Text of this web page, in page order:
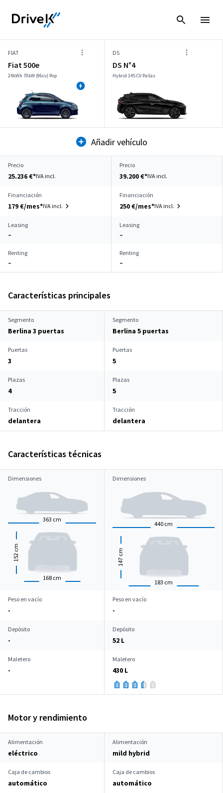
FIAT
Fiat 500e
24kWh 70kW (96cv) Pop
DS
DS N°4
Hybrid 145 CV Pallas
Añadir vehículo
Precio
25.236 €*IVA incl.
Precio
39.200 €*IVA incl.
Financiación
179 €/mes*IVA incl.
Financiación
250 €/mes*IVA incl.
Leasing
–
Leasing
–
Renting
–
Renting
–
Características principales
Segmento
Berlina 3 puertas
Segmento
Berlina 5 puertas
Puertas
3
Puertas
5
Plazas
4
Plazas
5
Tracción
delantera
Tracción
delantera
Características técnicas
Dimensiones
363 cm
168 cm
152
cm
Dimensiones
440 cm
183 cm
147
cm
Peso en vacío
-
Peso en vacío
-
Depósito
-
Depósito
52 L
Maletero
-
Maletero
430 L
Motor y rendimiento
Alimentación
eléctrico
Alimentación
mild hybrid
Caja de cambios
automático
Caja de cambios
automático